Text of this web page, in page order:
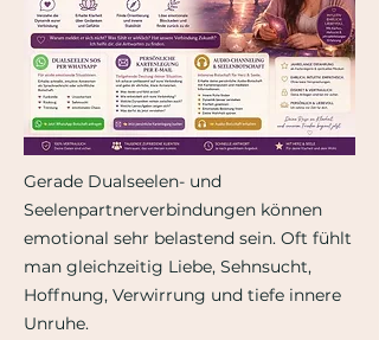
Gerade Dualseelen- und
Seelenpartnerverbindungen können
emotional sehr belastend sein. Oft fühlt
man gleichzeitig Liebe, Sehnsucht,
Hoffnung, Verwirrung und tiefe innere
Unruhe.